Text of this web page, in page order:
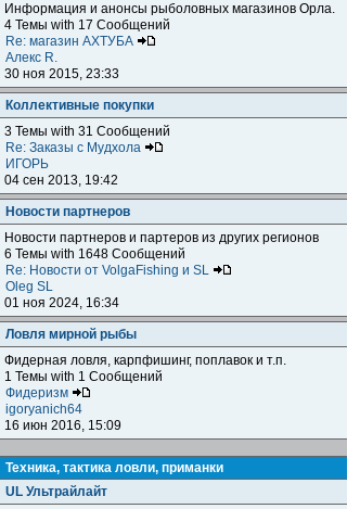
Информация и анонсы рыболовных магазинов Орла.
4 Темы with 17 Сообщений
Re: магазин АХТУБА
Алекс R.
30 ноя 2015, 23:33
Коллективные покупки
3 Темы with 31 Сообщений
Re: Заказы с Мудхола
ИГОРЬ
04 сен 2013, 19:42
Новости партнеров
Новости партнеров и партеров из других регионов
6 Темы with 1648 Сообщений
Re: Новости от VolgaFishing и SL
Oleg SL
01 ноя 2024, 16:34
Ловля мирной рыбы
Фидерная ловля, карпфишинг, поплавок и т.п.
1 Темы with 1 Сообщений
Фидеризм
igoryanich64
16 июн 2016, 15:09
Техника, тактика ловли, приманки
UL Ультрайлайт